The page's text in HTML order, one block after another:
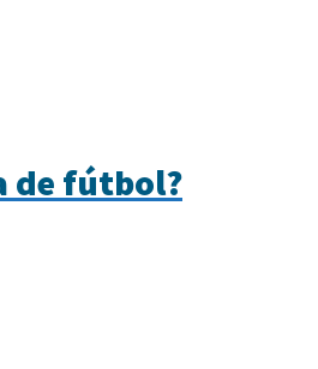
de fútbol?